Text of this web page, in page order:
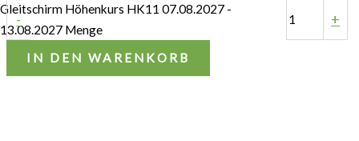
-
Gleitschirm Höhenkurs HK11 07.08.2027 -
13.08.2027 Menge
+
IN DEN WARENKORB